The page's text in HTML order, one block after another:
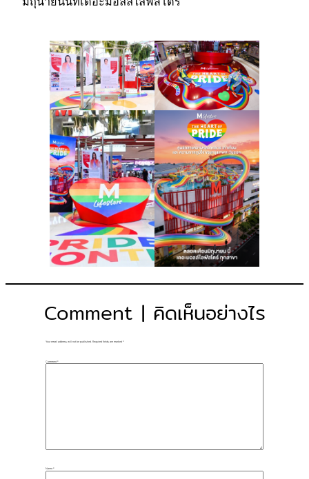
Comment | คิดเห็นอย่างไร
Your email address will not be published. Required fields are marked *
Comment *
Name *